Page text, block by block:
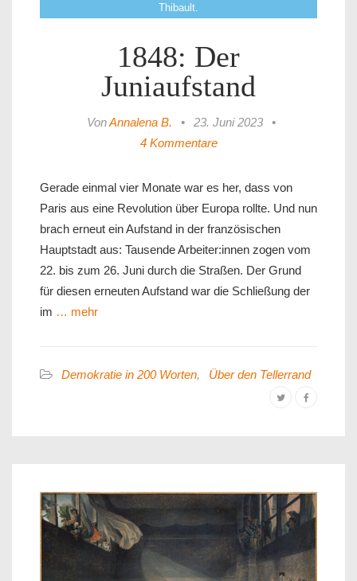
Thibault.
1848: Der
Juniaufstand
VonAnnalena B. • 23. Juni 2023
•
4 Kommentare
Gerade einmal vier Monate war es her, dass von
Paris aus eine Revolution über Europa rollte. Und nun
brach erneut ein Aufstand in der französischen
Hauptstadt aus: Tausende Arbeiter:innen zogen vom
22. bis zum 26. Juni durch die Straßen. Der Grund
für diesen erneuten Aufstand war die Schließung der
im … mehr
Demokratie in 200 Worten, Über den Tellerrand